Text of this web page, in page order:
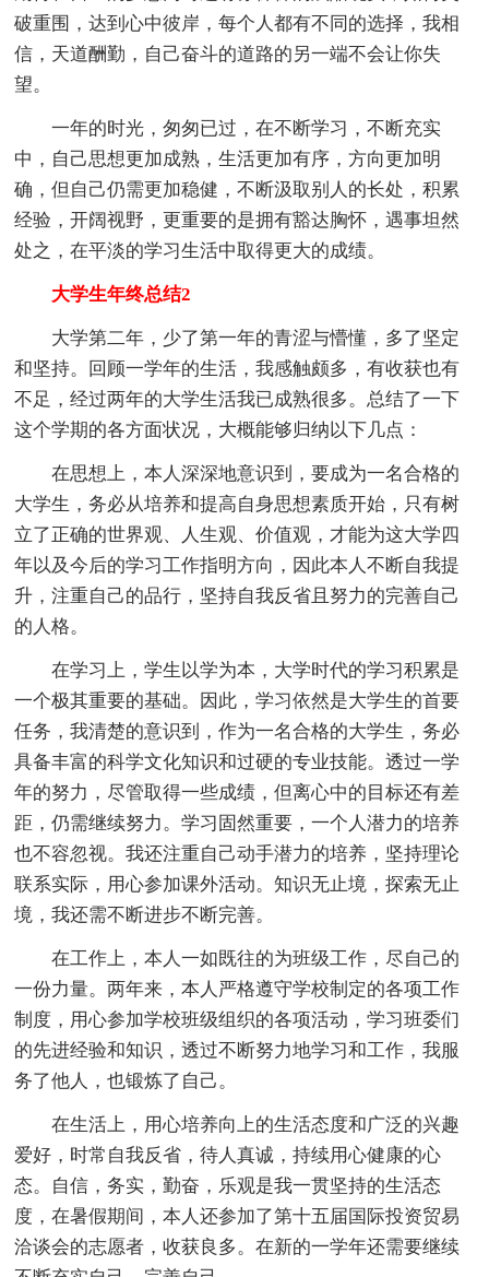
破重围，达到心中彼岸，每个人都有不同的选择，我相
信，天道酬勤，自己奋斗的道路的另一端不会让你失
望。
一年的时光，匆匆已过，在不断学习，不断充实
中，自己思想更加成熟，生活更加有序，方向更加明
确，但自己仍需更加稳健，不断汲取别人的长处，积累
经验，开阔视野，更重要的是拥有豁达胸怀，遇事坦然
处之，在平淡的学习生活中取得更大的成绩。
大学生年终总结2
大学第二年，少了第一年的青涩与懵懂，多了坚定
和坚持。回顾一学年的生活，我感触颇多，有收获也有
不足，经过两年的大学生活我已成熟很多。总结了一下
这个学期的各方面状况，大概能够归纳以下几点：
在思想上，本人深深地意识到，要成为一名合格的
大学生，务必从培养和提高自身思想素质开始，只有树
立了正确的世界观、人生观、价值观，才能为这大学四
年以及今后的学习工作指明方向，因此本人不断自我提
升，注重自己的品行，坚持自我反省且努力的完善自己
的人格。
在学习上，学生以学为本，大学时代的学习积累是
一个极其重要的基础。因此，学习依然是大学生的首要
任务，我清楚的意识到，作为一名合格的大学生，务必
具备丰富的科学文化知识和过硬的专业技能。透过一学
年的努力，尽管取得一些成绩，但离心中的目标还有差
距，仍需继续努力。学习固然重要，一个人潜力的培养
也不容忽视。我还注重自己动手潜力的培养，坚持理论
联系实际，用心参加课外活动。知识无止境，探索无止
境，我还需不断进步不断完善。
在工作上，本人一如既往的为班级工作，尽自己的
一份力量。两年来，本人严格遵守学校制定的各项工作
制度，用心参加学校班级组织的各项活动，学习班委们
的先进经验和知识，透过不断努力地学习和工作，我服
务了他人，也锻炼了自己。
在生活上，用心培养向上的生活态度和广泛的兴趣
爱好，时常自我反省，待人真诚，持续用心健康的心
态。自信，务实，勤奋，乐观是我一贯坚持的生活态
度，在暑假期间，本人还参加了第十五届国际投资贸易
洽谈会的志愿者，收获良多。在新的一学年还需要继续